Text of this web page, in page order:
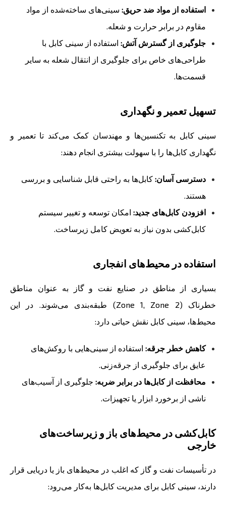
استفاده از مواد ضد حریق: سینی‌های ساخته‌شده از مواد
مقاوم در برابر حرارت و شعله.
جلوگیری از گسترش آتش: استفاده از سینی کابل با
طراحی‌های خاص برای جلوگیری از انتقال شعله به سایر
قسمت‌ها.
تسهیل تعمیر و نگهداری
سینی کابل به تکنسین‌ها و مهندسان کمک می‌کند تا تعمیر و
نگهداری کابل‌ها را با سهولت بیشتری انجام دهند:
دسترسی آسان: کابل‌ها به راحتی قابل شناسایی و بررسی
هستند.
افزودن کابل‌های جدید: امکان توسعه و تغییر سیستم
کابل‌کشی بدون نیاز به تعویض کامل زیرساخت.
استفاده در محیط‌های انفجاری
بسیاری از مناطق در صنایع نفت و گاز به عنوان مناطق
خطرناک (Zone 1, Zone 2) طبقه‌بندی می‌شوند. در این
محیط‌ها، سینی کابل نقش حیاتی دارد:
کاهش خطر جرقه: استفاده از سینی‌هایی با روکش‌های
عایق برای جلوگیری از جرقه‌زنی.
محافظت از کابل‌ها در برابر ضربه: جلوگیری از آسیب‌های
ناشی از برخورد ابزار یا تجهیزات.
کابل‌کشی در محیط‌های باز و زیرساخت‌های
خارجی
در تأسیسات نفت و گاز که اغلب در محیط‌های باز یا دریایی قرار
دارند، سینی کابل برای مدیریت کابل‌ها به‌کار می‌رود: